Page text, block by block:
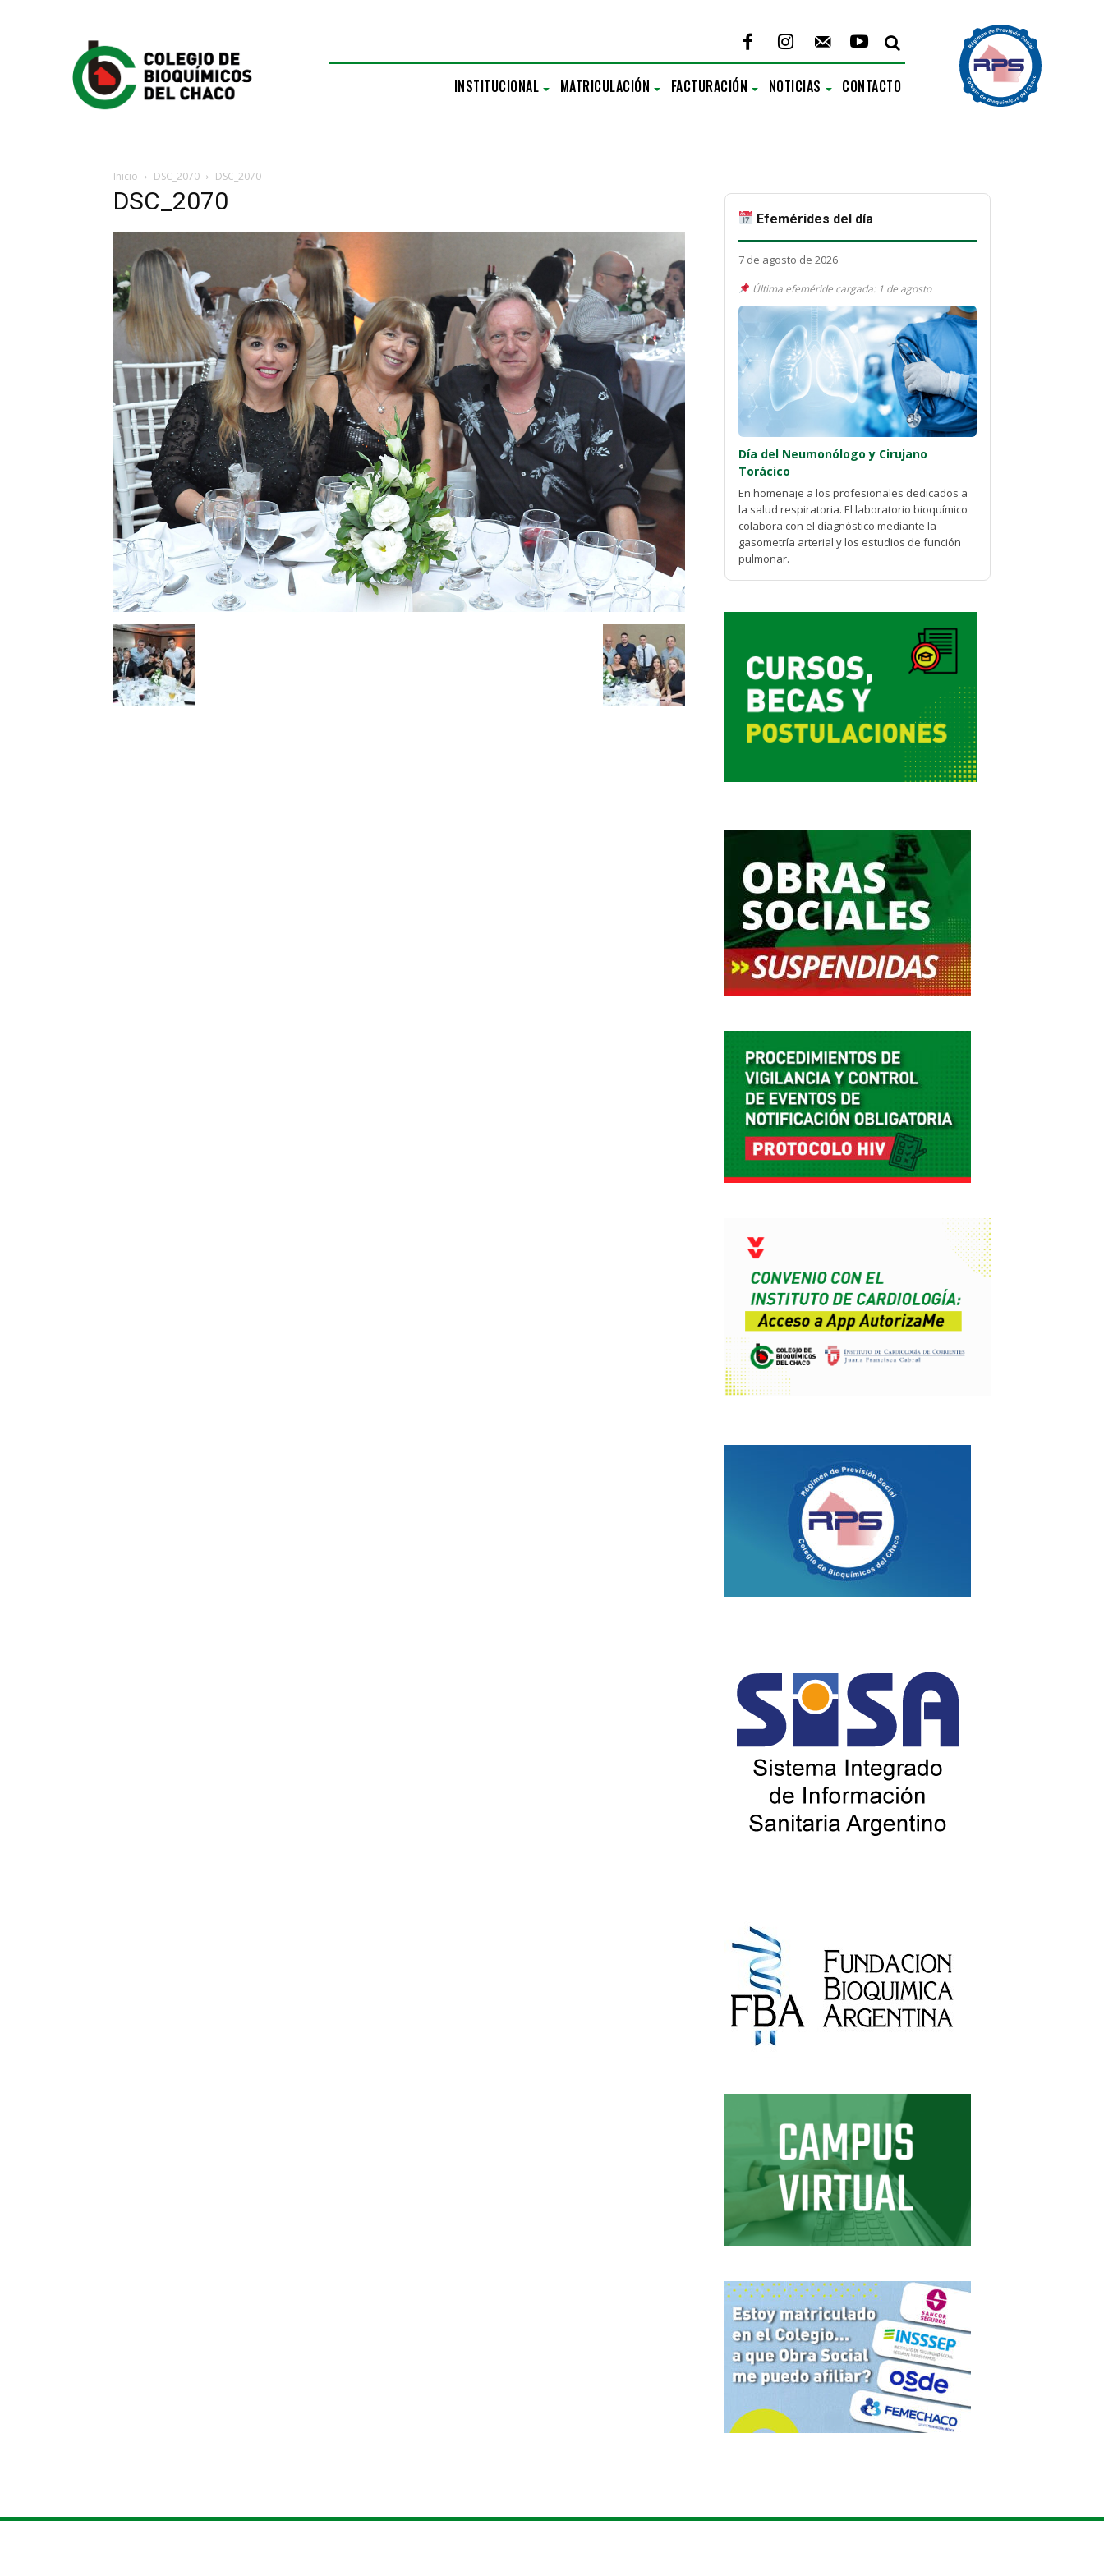
INSTITUCIONAL MATRICULACIÓN FACTURACIÓN NOTICIAS CONTACTO
Inicio DSC_2070 DSC_2070
DSC_2070
Efemérides del día
7 de agosto de 2026
Última efeméride cargada: 1 de agosto
Día del Neumonólogo y Cirujano
Torácico
En homenaje a los profesionales dedicados a
la salud respiratoria. El laboratorio bioquímico
colabora con el diagnóstico mediante la
gasometría arterial y los estudios de función
pulmonar.